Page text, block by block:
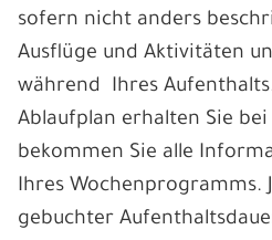
sofern nicht anders
Ausflüge und Aktivitäten
während Ihres
Ablaufplan erhalten Sie
bekommen Sie alle
Ihres Wochenprogramms.
gebuchter